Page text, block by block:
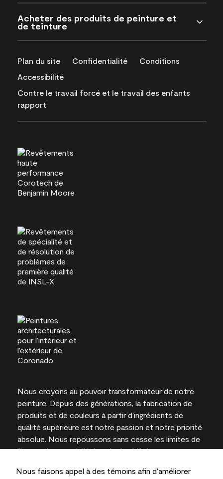
Nous faisons appel à des témoins afin d’améliorer
Acheter des produits de peinture et
de teinture
Plan du site Confidentialité
Conditions
Accessibilité
Contre le travail forcé et le travail des enfants
rapport
Nous croyons au pouvoir transformateur de notre
peinture. Depuis des générations, la fabrication de
produits et de couleurs à partir d’ingrédients de
qualité supérieure est notre passion et notre priorité
absolue. Nous repoussons sans cesse les limites de
l’innovation et privilégions la durabilité pour
l’expertise locale.